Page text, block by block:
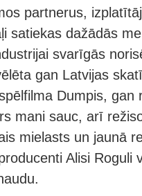
partnerus,
satiekas dažādās
svarīgās
gan Latvijas
Dumpis, gan
mani sauc, arī
mielasts un jaunā
Alisi Roguli